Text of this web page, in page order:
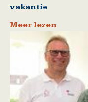
vakantie
Meer lezen